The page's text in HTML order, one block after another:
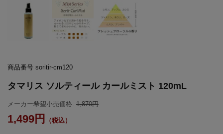
商品番号 soritir-cm120
タマリス ソルティール カールミスト 120mL
メーカー希望小売価格: 1,870
1,499